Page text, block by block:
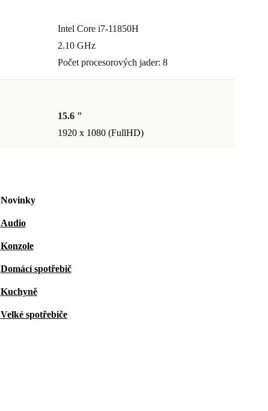
Intel Core i7-11850H
2.10 GHz
Počet procesorových jader: 8
15.6 "
1920 x 1080 (FullHD)
Novinky
Audio
Konzole
Domácí spotřebič
Kuchyně
Velké spotřebiče